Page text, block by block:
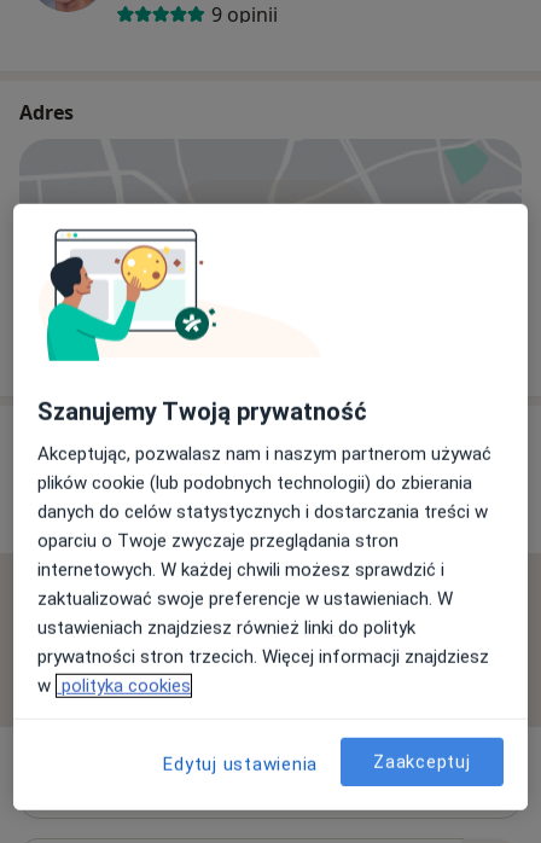
9 opinii
Adres
Powiększ mapę
Veno-Med
Sokoła 25, 42-700 Lubliniec
11 opinii
Sprawdzamy wszystkie opinie. Moderujemy je
zgodnie z naszymi zasadami, dowiedz się więcej o
opiniach i sposobie obliczania gwiazdek na
Dowiedz się więcej
Szanujemy Twoją prywatność
Akceptując, pozwalasz nam i naszym partnerom używać
plików cookie (lub podobnych technologii) do zbierania
danych do celów statystycznych i dostarczania treści w
oparciu o Twoje zwyczaje przeglądania stron
internetowych. W każdej chwili możesz sprawdzić i
zaktualizować swoje preferencje w ustawieniach. W
ustawieniach znajdziesz również linki do polityk
prywatności stron trzecich. Więcej informacji znajdziesz
w polityka cookies
Edytuj ustawienia Zaakceptuj